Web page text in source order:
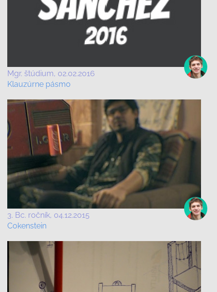
Mgr. štúdium 02.02.2016
Klauzúrne pásmo
3. Bc. ročník 04.12.2015
Cokenstein